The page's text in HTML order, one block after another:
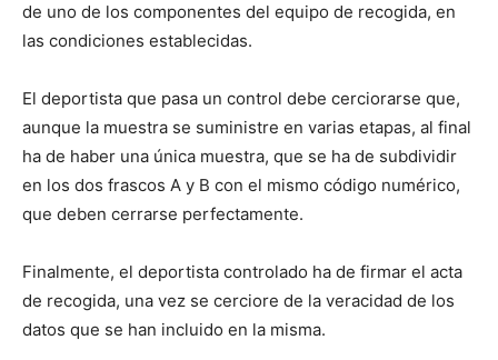
de uno de los componentes del equipo de recogida, en
las condiciones establecidas.
El deportista que pasa un control debe cerciorarse que,
aunque la muestra se suministre en varias etapas, al final
ha de haber una única muestra, que se ha de subdividir
en los dos frascos A y B con el mismo código numérico,
que deben cerrarse perfectamente.
Finalmente, el deportista controlado ha de firmar el acta
de recogida, una vez se cerciore de la veracidad de los
datos que se han incluido en la misma.